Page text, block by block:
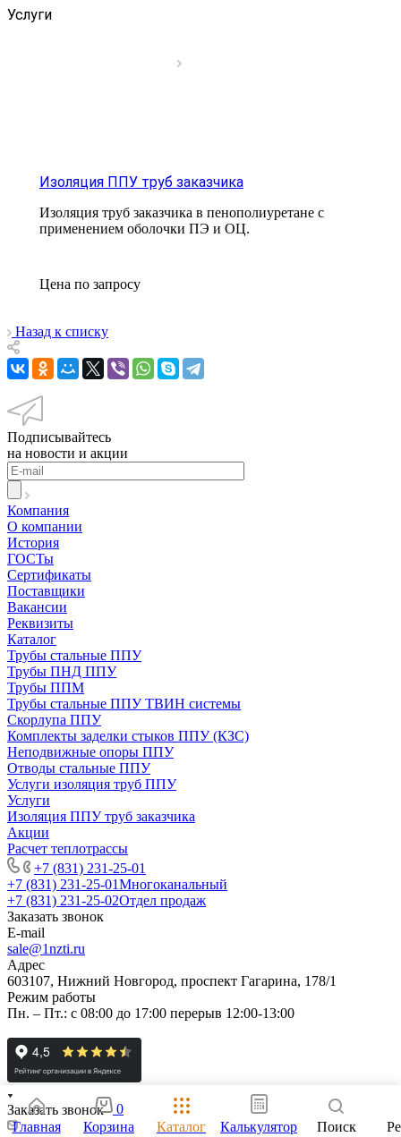
Услуги
Изоляция ППУ труб заказчика
Изоляция труб заказчика в пенополиуретане с
применением оболочки ПЭ и ОЦ.
Цена по запросу
Назад к списку
Подписывайтесь
на новости и акции
Компания
О компании
История
ГОСТы
Сертификаты
Поставщики
Вакансии
Реквизиты
Каталог
Трубы стальные ППУ
Трубы ПНД ППУ
Трубы ППМ
Трубы стальные ППУ ТВИН системы
Скорлупа ППУ
Комплекты заделки стыков ППУ (КЗС)
Неподвижные опоры ППУ
Отводы стальные ППУ
Услуги изоляция труб ППУ
Услуги
Изоляция ППУ труб заказчика
Акции
Расчет теплотрассы
+7 (831) 231-25-01
+7 (831) 231-25-01Многоканальный
+7 (831) 231-25-02Отдел продаж
Заказать звонок
E-mail
sale@1nzti.ru
Адрес
603107, Нижний Новгород, проспект Гагарина, 178/1
Режим работы
Пн. – Пт.: с 08:00 до 17:00 перерыв 12:00-13:00
Заказать звонок
Главная
0
Корзина
Каталог Калькулятор Поиск